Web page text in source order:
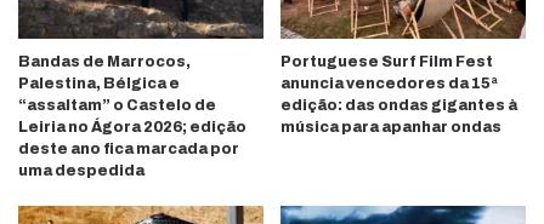
Bandas de Marrocos,
Palestina, Bélgica e
“assaltam” o Castelo de
Leiria no Ágora 2026; edição
deste ano fica marcada por
uma despedida
Portuguese Surf Film Fest
anuncia vencedores da 15ª
edição: das ondas gigantes à
música para apanhar ondas